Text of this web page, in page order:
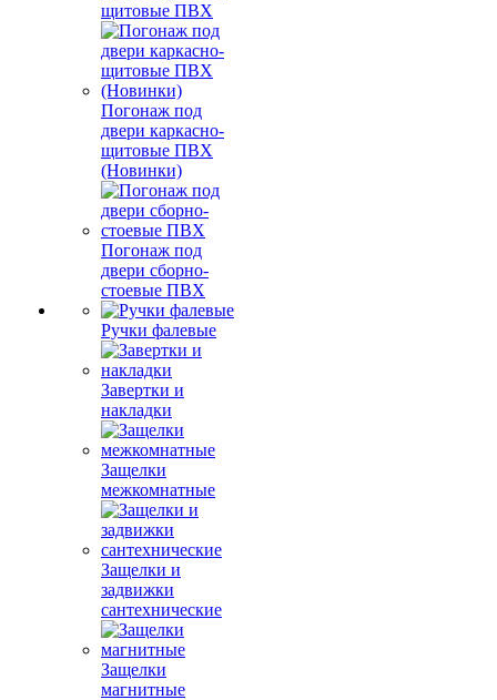
щитовые ПВХ
Погонаж под
двери каркасно-
щитовые ПВХ
(Новинки)
Погонаж под
двери сборно-
стоевые ПВХ
Ручки фалевые
Завертки и
накладки
Защелки
межкомнатные
Защелки и
задвижки
сантехнические
Защелки
магнитные